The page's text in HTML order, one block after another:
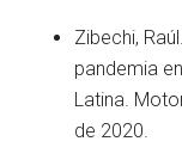
Zibechi,
pandemia
Latina.
de 2020.